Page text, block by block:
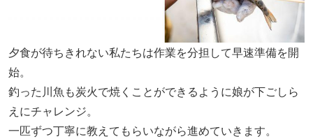
夕食が待ちきれない私たちは作業を分担して早速準備を開
始。
釣った川魚も炭火で焼くことができるように娘が下ごしら
えにチャレンジ。
一匹ずつ丁寧に教えてもらいながら進めていきます。